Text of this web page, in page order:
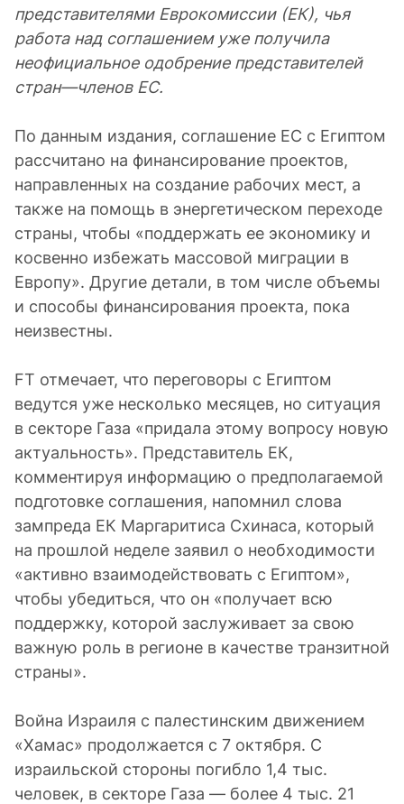
представителями Еврокомиссии (ЕК), чья
работа над соглашением уже получила
неофициальное одобрение представителей
стран—членов ЕС.
По данным издания, соглашение ЕС с Египтом
рассчитано на финансирование проектов,
направленных на создание рабочих мест, а
также на помощь в энергетическом переходе
страны, чтобы «поддержать ее экономику и
косвенно избежать массовой миграции в
Европу». Другие детали, в том числе объемы
и способы финансирования проекта, пока
неизвестны.
FT отмечает, что переговоры с Египтом
ведутся уже несколько месяцев, но ситуация
в секторе Газа «придала этому вопросу новую
актуальность». Представитель ЕК,
комментируя информацию о предполагаемой
подготовке соглашения, напомнил слова
зампреда ЕК Маргаритиса Схинаса, который
на прошлой неделе заявил о необходимости
«активно взаимодействовать с Египтом»,
чтобы убедиться, что он «получает всю
поддержку, которой заслуживает за свою
важную роль в регионе в качестве транзитной
страны».
Война Израиля с палестинским движением
«Хамас» продолжается с 7 октября. С
израильской стороны погибло 1,4 тыс.
человек, в секторе Газа — более 4 тыс. 21